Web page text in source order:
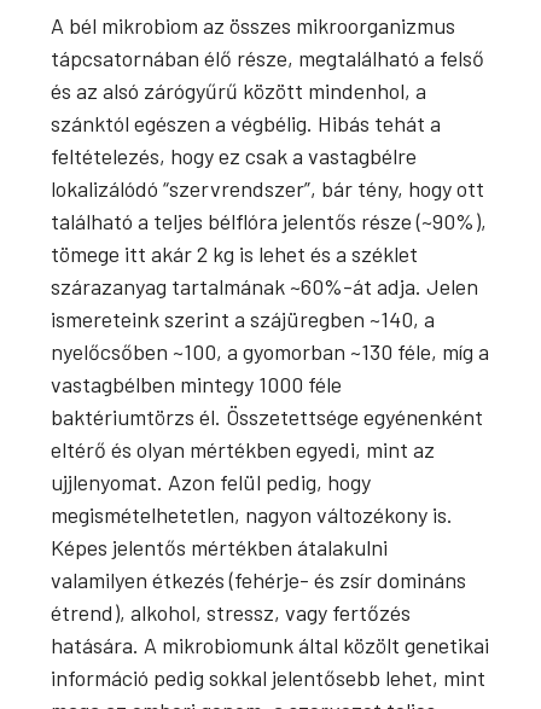
A bél mikrobiom az összes mikroorganizmus
tápcsatornában élő része, megtalálható a felső
és az alsó zárógyűrű között mindenhol, a
szánktól egészen a végbélig. Hibás tehát a
feltételezés, hogy ez csak a vastagbélre
lokalizálódó “szervrendszer”, bár tény, hogy ott
található a teljes bélflóra jelentős része (~90%),
tömege itt akár 2 kg is lehet és a széklet
szárazanyag tartalmának ~60%-át adja. Jelen
ismereteink szerint a szájüregben ~140, a
nyelőcsőben ~100, a gyomorban ~130 féle, míg a
vastagbélben mintegy 1000 féle
baktériumtörzs él. Összetettsége egyénenként
eltérő és olyan mértékben egyedi, mint az
ujjlenyomat. Azon felül pedig, hogy
megismételhetetlen, nagyon változékony is.
Képes jelentős mértékben átalakulni
valamilyen étkezés (fehérje- és zsír domináns
étrend), alkohol, stressz, vagy fertőzés
hatására. A mikrobiomunk által közölt genetikai
információ pedig sokkal jelentősebb lehet, mint